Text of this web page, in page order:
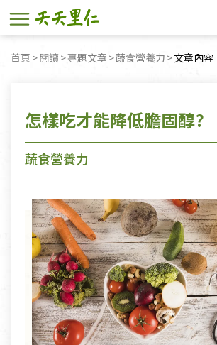
首頁 閱讀 專題文章 蔬食營養力 目前頁面：
文章內容
怎樣吃才能降低膽固醇?
蔬食營養力